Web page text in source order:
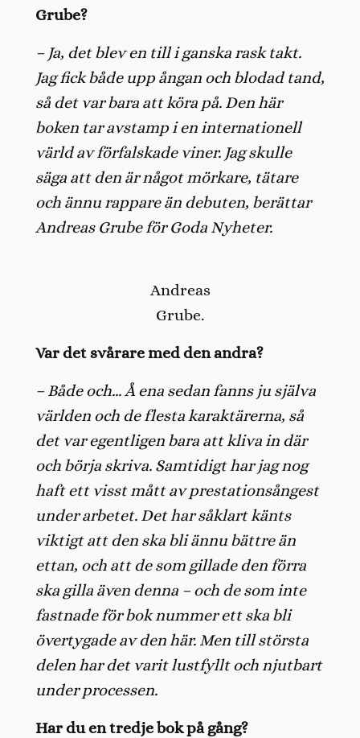
Grube?
– Ja, det blev en till i ganska rask takt.
Jag fick både upp ångan och blodad tand,
så det var bara att köra på. Den här
boken tar avstamp i en internationell
värld av förfalskade viner. Jag skulle
säga att den är något mörkare, tätare
och ännu rappare än debuten, berättar
Andreas Grube för Goda Nyheter.
Andreas
Grube.
Var det svårare med den andra?
– Både och… Å ena sedan fanns ju själva
världen och de flesta karaktärerna, så
det var egentligen bara att kliva in där
och börja skriva. Samtidigt har jag nog
haft ett visst mått av prestationsångest
under arbetet. Det har såklart känts
viktigt att den ska bli ännu bättre än
ettan, och att de som gillade den förra
ska gilla även denna – och de som inte
fastnade för bok nummer ett ska bli
övertygade av den här. Men till största
delen har det varit lustfyllt och njutbart
under processen.
Har du en tredje bok på gång?